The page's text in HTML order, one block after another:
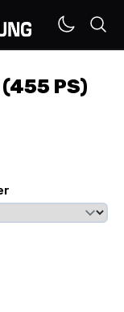
PS)